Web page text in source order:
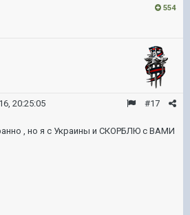
554
#17
20:25:05
, но я с Украины и СКОРБЛЮ с ВАМИ